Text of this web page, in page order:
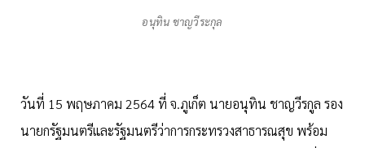
อนุทิน ชาญวีระกุล
วันที่ 15 พฤษภาคม​ 2564 ที่ จ.ภูเก็ต​ นายอนุทิน ชาญวีรกูล รอง
นายกรัฐมนตรีและรัฐมนตรีว่าการกระทรวงสาธารณสุข พร้อม